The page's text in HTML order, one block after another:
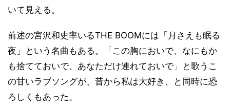
いて見える。
前述の宮沢和史率いるTHE BOOMには「月さえも眠る
夜」という名曲もある。「この胸においで、なにもか
も捨てておいで、あなただけ連れておいで」と歌うこ
の甘いラブソングが、昔から私は大好き、と同時に恐
ろしくもあった。